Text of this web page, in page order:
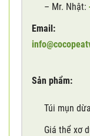
– Mr. Nhật:
Email:
Sản phẩm:
Túi mụn
Giá thể xơ